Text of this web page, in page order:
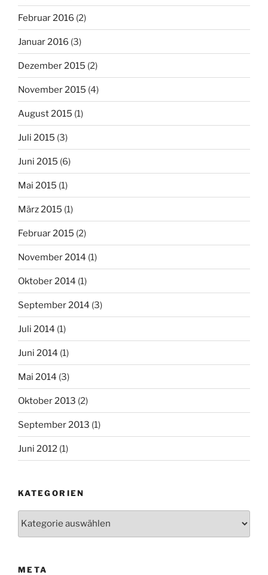
Februar 2016 (2)
Januar 2016 (3)
Dezember 2015 (2)
November 2015 (4)
August 2015 (1)
Juli 2015 (3)
Juni 2015 (6)
Mai 2015 (1)
März 2015 (1)
Februar 2015 (2)
November 2014 (1)
Oktober 2014 (1)
September 2014 (3)
Juli 2014 (1)
Juni 2014 (1)
Mai 2014 (3)
Oktober 2013 (2)
September 2013 (1)
Juni 2012 (1)
KATEGORIEN
META